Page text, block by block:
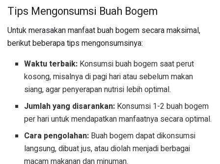
Tips Mengonsumsi Buah Bogem
Untuk merasakan manfaat buah bogem secara maksimal,
berikut beberapa tips mengonsumsinya:
Waktu terbaik: Konsumsi buah bogem saat perut
kosong, misalnya di pagi hari atau sebelum makan
siang, agar penyerapan nutrisi lebih optimal.
Jumlah yang disarankan: Konsumsi 1-2 buah bogem
per hari untuk mendapatkan manfaatnya secara optimal.
Cara pengolahan: Buah bogem dapat dikonsumsi
langsung, dibuat jus, atau diolah menjadi berbagai
macam makanan dan minuman.